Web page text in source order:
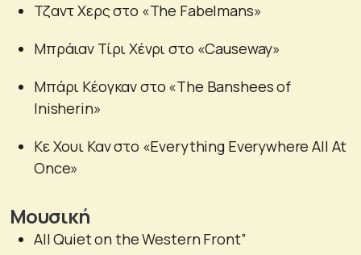
Τζαντ Χερς στο «The Fabelmans»
Μπράιαν Τίρι Χένρι στο «Causeway»
Μπάρι Κέογκαν στο «The Banshees of
Inisherin»
Κε Χουι Καν στο «Everything Everywhere All At
Once»
Μουσική
All Quiet on the Western Front”